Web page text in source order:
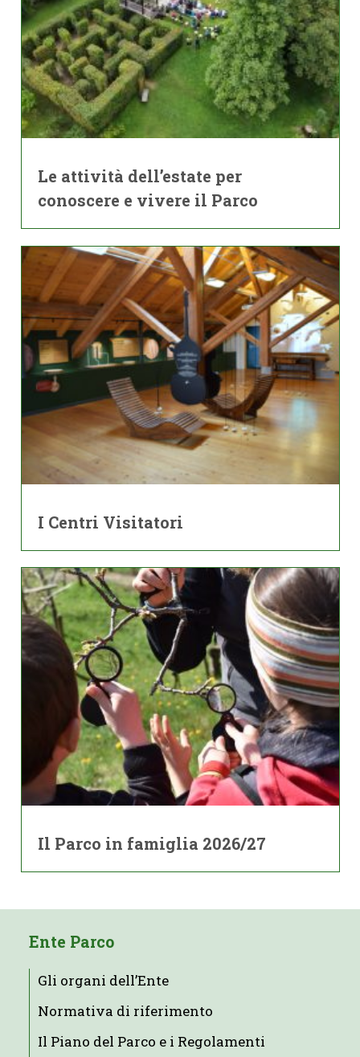
Le attività dell’estate per
conoscere e vivere il Parco
I Centri Visitatori
Il Parco in famiglia 2026/27
Ente Parco
Gli organi dell’Ente
Normativa di riferimento
Il Piano del Parco e i Regolamenti